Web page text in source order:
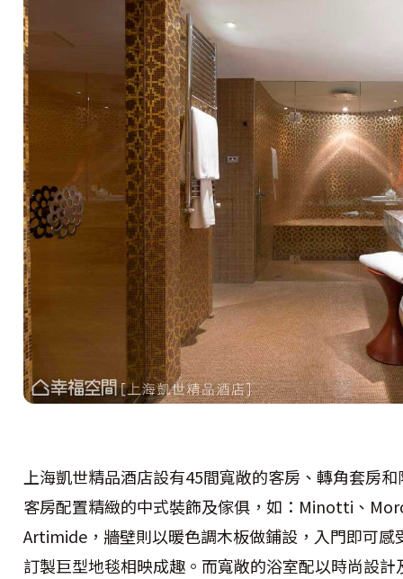
上海凱世精品酒店設有45間寬敞的客房、轉角套房
客房配置精緻的中式裝飾及傢俱，如：Minotti、
Artimide，牆壁則以暖色調木板做鋪設，入門即可
訂製巨型地毯相映成趣。而寬敞的浴室配以時尚設